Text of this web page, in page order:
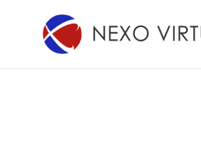
contenido